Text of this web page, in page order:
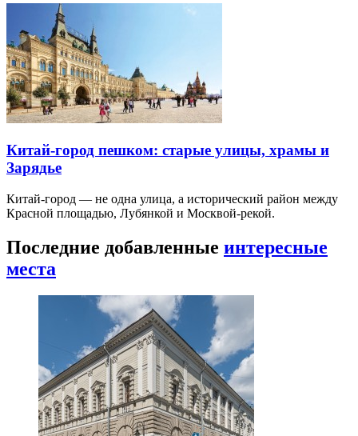
Китай-город пешком: старые улицы, храмы и
Зарядье
Китай-город — не одна улица, а исторический район между
Красной площадью, Лубянкой и Москвой-рекой.
Последние добавленные интересные
места